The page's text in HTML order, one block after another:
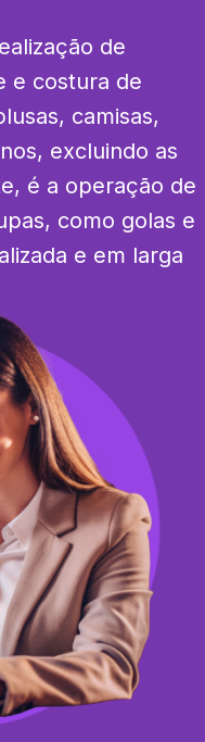
de
e costura de
camisas,
excluindo as
é a operação de
como golas e
e em larga